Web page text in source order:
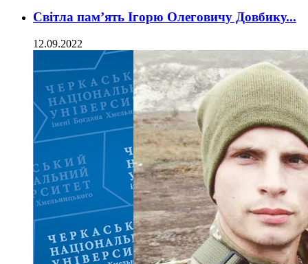
Світла пам’ять Ігорю Олеговичу Довбику...
12.09.2022